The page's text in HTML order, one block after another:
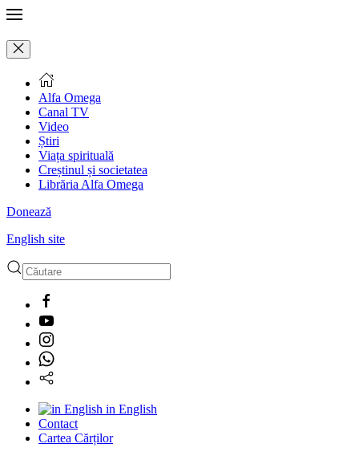
Alfa Omega
Canal TV
Video
Știri
Viața spirituală
Creștinul și societatea
Librăria Alfa Omega
Donează
English site
for results.
in English
Contact
Cartea Cărților